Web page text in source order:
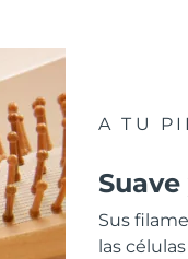
A TU
Sus
las